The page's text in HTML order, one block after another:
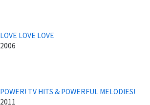
LOVE LOVE LOVE
2006
POWER! TV HITS & POWERFUL MELODIES!
2011